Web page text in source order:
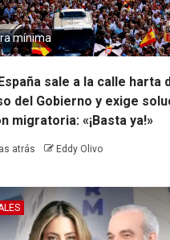
mínima
sale a la calle harta
del Gobierno y exige
migratoria: «¡Basta ya!»
atrás Eddy Olivo